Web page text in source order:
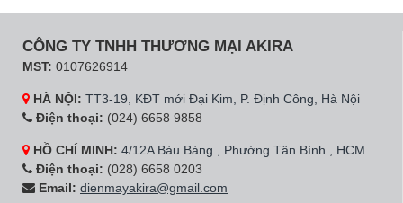
CÔNG TY TNHH THƯƠNG MẠI AKIRA
MST: 0107626914
HÀ NỘI: TT3-19, KĐT mới Đại Kim, P. Định Công, Hà Nội
Điện thoại: (024) 6658 9858
HỒ CHÍ MINH: 4/12A Bàu Bàng , Phường Tân Bình , HCM
Điện thoại: (028) 6658 0203
Email: dienmayakira@gmail.com